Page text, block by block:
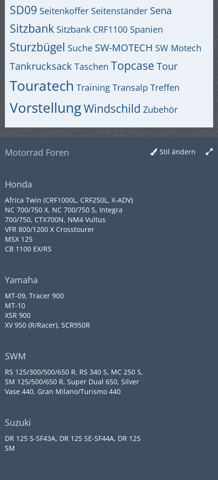
SD09 Seitenkoffer Seitenständer Sena
Sitzbank Sitzbank CRF1100 Spanien
Sturzbügel Suche SW-MOTECH SW Motech
Tankrucksack Taschen Topcase Tour
Touratech Training Transalp Treffen
VorstellungWindschild Zubehör
Stil ändern
Motorrad Foren
Honda
Africa Twin (CRF1000L, CRF250L, X-ADV)
NC 700/750 X, NC 700/750 S, Integra
700/750, CTX700N, NM4 Vultus
VFR 800/1200 X Crosstourer
MSX 125
CB 1100 EX/RS
Yamaha
MT-09, Tracer 900
MT-10
XSR 900
XV 950 (R/Racer), SCR950R
SWM
RS 125/300/500/650 R, RS 340 S, MC 250 S,
SM 125/500/650 R, Super Dual 650, Silver
Vase 440, Gran Milano/Turismo 440
Suzuki
DR 125 S-SF43A, DR 125 SE-SF44A, DR 125
SM